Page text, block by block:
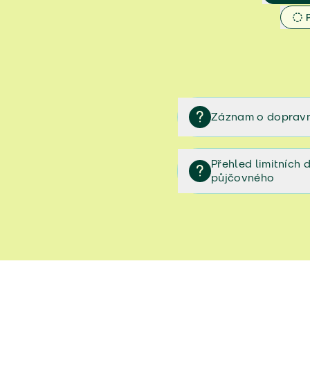
Záznam o
Záznam o dopravní
Přehled limitních
půjčovného